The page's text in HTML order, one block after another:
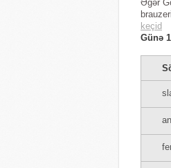
Əgər
keçid
Günə